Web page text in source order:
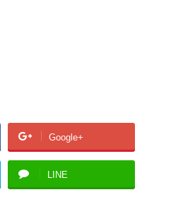
Google+
LINE